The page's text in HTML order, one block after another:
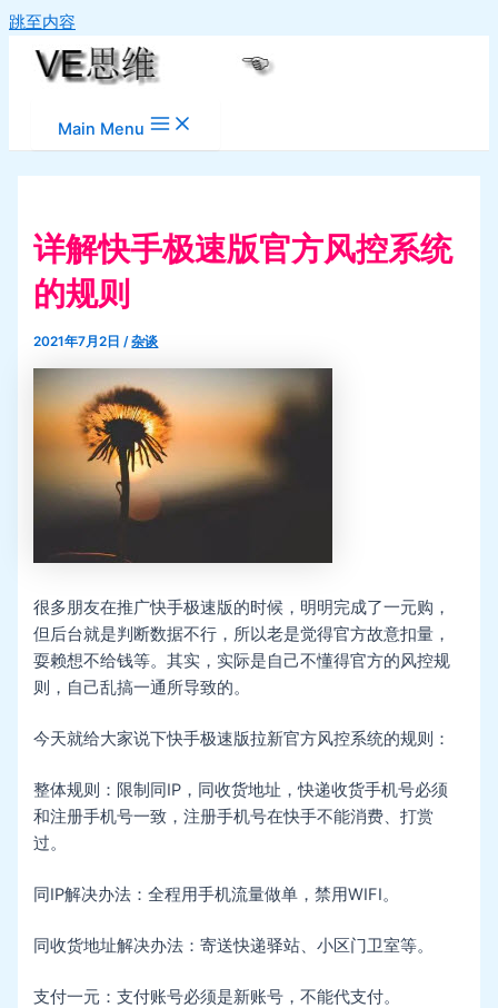
跳至内容
Main Menu
详解快手极速版官方风控系统
的规则
2021年7月2日/杂谈
很多朋友在推广快手极速版的时候，明明完成了一元购，
但后台就是判断数据不行，所以老是觉得官方故意扣量，
耍赖想不给钱等。其实，实际是自己不懂得官方的风控规
则，自己乱搞一通所导致的。
今天就给大家说下快手极速版拉新官方风控系统的规则：
整体规则：限制同IP，同收货地址，快递收货手机号必须
和注册手机号一致，注册手机号在快手不能消费、打赏
过。
同IP解决办法：全程用手机流量做单，禁用WIFI。
同收货地址解决办法：寄送快递驿站、小区门卫室等。
支付一元：支付账号必须是新账号，不能代支付。